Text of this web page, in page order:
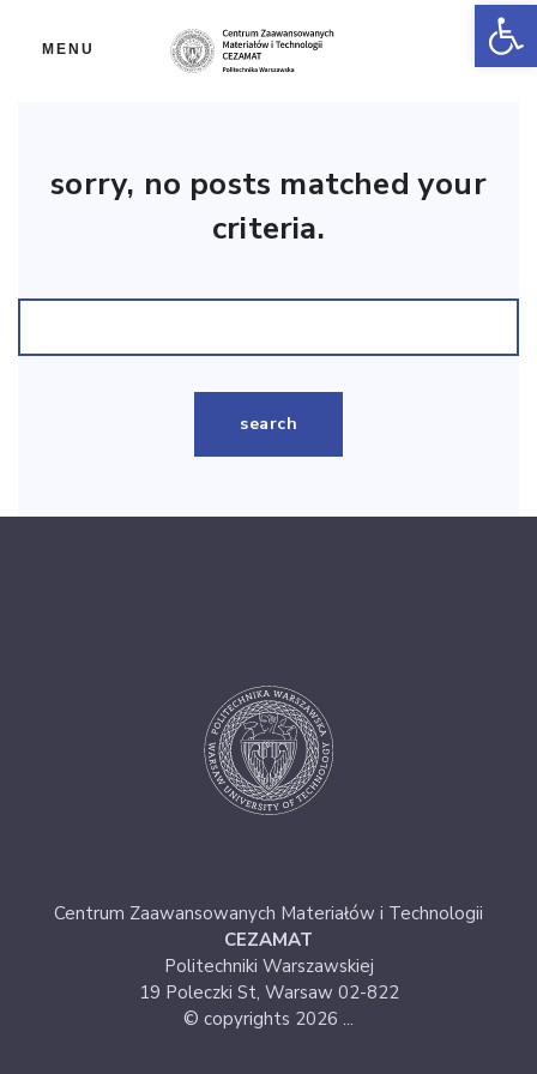
MENU
sorry, no posts matched your
criteria.
Centrum Zaawansowanych Materiałów i Technologii
CEZAMAT
Politechniki Warszawskiej
19 Poleczki St, Warsaw 02-822
© copyrights 2026 ...